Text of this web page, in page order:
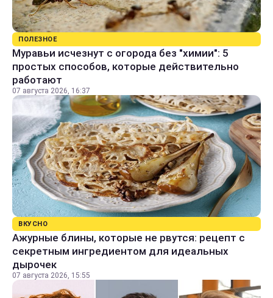
ПОЛЕЗНОЕ
Муравьи исчезнут с огорода без "химии": 5
простых способов, которые действительно
работают
07 августа 2026, 16:37
ВКУСНО
Ажурные блины, которые не рвутся: рецепт с
секретным ингредиентом для идеальных
дырочек
07 августа 2026, 15:55